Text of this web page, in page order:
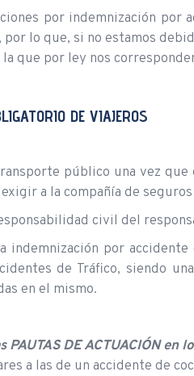
por indemnización por
lo que, si no estamos
la que por ley nos
DE VIAJEROS
público una vez
a la compañía de
civil del
indemnización por
de Tráfico, siendo
en el mismo.
PAUTAS DE ACTUACIÓN
a las de un accidente de